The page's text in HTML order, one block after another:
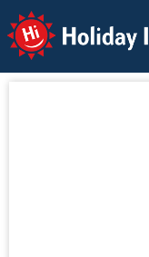
Holiday Info